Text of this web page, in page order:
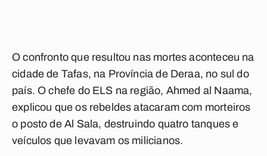
O confronto que resultou nas mortes aconteceu na
cidade de Tafas, na Província de Deraa, no sul do
país. O chefe do ELS na região, Ahmed al Naama,
explicou que os rebeldes atacaram com morteiros
o posto de Al Sala, destruindo quatro tanques e
veículos que levavam os milicianos.